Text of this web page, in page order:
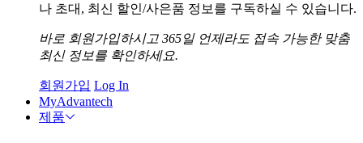
나 초대, 최신 할인/사은품 정보를 구독하실 수 있습니다.
바로 회원가입하시고 365일 언제라도 접속 가능한 맞춤
최신 정보를 확인하세요.
회원가입 Log In
MyAdvantech
제품